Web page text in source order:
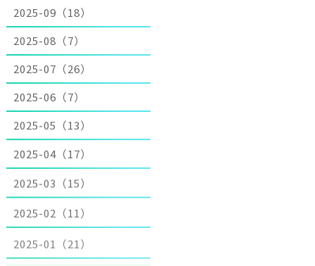
2025-09（18）
2025-08（7）
2025-07（26）
2025-06（7）
2025-05（13）
2025-04（17）
2025-03（15）
2025-02（11）
2025-01（21）